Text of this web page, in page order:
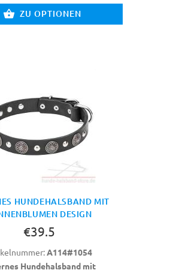
ZU OPTIONEN
HUNDEHALSBAND MIT
DESIGN
€39.5
A114#1054
Hundehalsband mit